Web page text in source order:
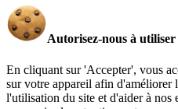
Autorisez-nous à utiliser
En cliquant sur 'Accepter', vous
sur votre appareil afin d'améliorer
l'utilisation du site et d'aider à